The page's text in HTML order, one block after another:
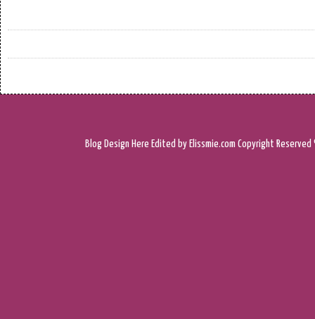
Blog Design Here Edited by Elissmie.com Copyright Reserved